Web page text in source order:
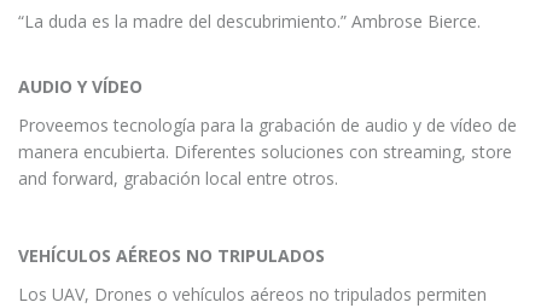
“La duda es la madre del descubrimiento.” Ambrose Bierce.
AUDIO Y VÍDEO
Proveemos tecnología para la grabación de audio y de vídeo de
manera encubierta. Diferentes soluciones con streaming, store
and forward, grabación local entre otros.
VEHÍCULOS AÉREOS NO TRIPULADOS
Los UAV, Drones o vehículos aéreos no tripulados permiten